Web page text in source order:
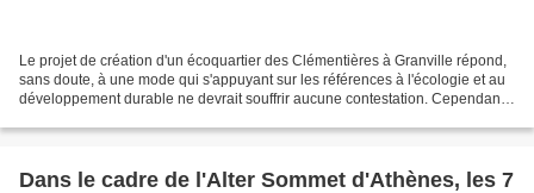
Le projet de création d'un écoquartier des Clémentières à Granville répond,
sans doute, à une mode qui s'appuyant sur les références à l'écologie et au
développement durable ne devrait souffrir aucune contestation. Cependant,
Dans le cadre de l'Alter Sommet d'Athènes, les 7